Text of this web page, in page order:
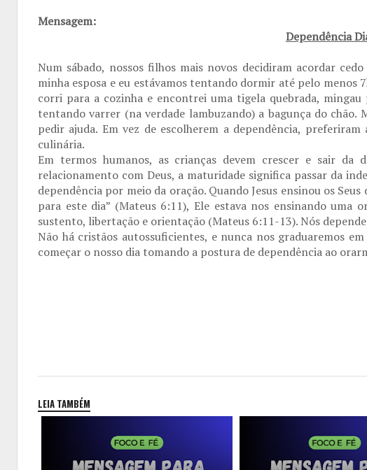
Mensagem:
Dependência
Num sábado, nossos filhos mais novos decidiram acordar
minha esposa e eu estávamos tentando dormir até pelo menos
corri para a cozinha e encontrei uma tigela quebrada,
tentando varrer (na verdade lambuzando) a bagunça do chão.
pedir ajuda. Em vez de escolherem a dependência,
culinária.
Em termos humanos, as crianças devem crescer e sair da
relacionamento com Deus, a maturidade significa passar da
dependência por meio da oração. Quando Jesus ensinou os
para este dia” (Mateus 6:11), Ele estava nos ensinando uma
sustento, libertação e orientação (Mateus 6:11-13). Nós
Não há cristãos autossuficientes, e nunca nos graduaremos
começar o nosso dia tomando a postura de dependência ao
LEIA TAMBÉM